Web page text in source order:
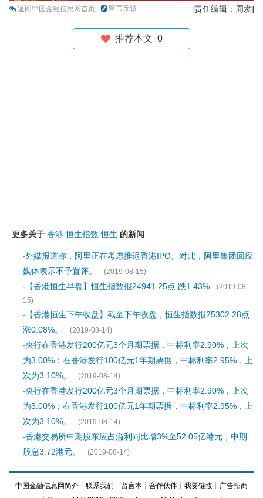
返回中国金融信息网首页 留言反馈 [责任编辑：周发]
推荐本文 0
更多关于 香港 恒生指数 恒生 的新闻
·外媒报道称，阿里正在考虑推迟香港IPO。对此，阿里集团回应
媒体表示不予置评。
(2019-08-15)
·
【香港恒生早盘】恒生指数报24941.25点 跌1.43%
(2019-08-
15)
·
【香港恒生下午收盘】截至下午收盘，恒生指数报25302.28点
涨0.08%。
(2019-08-14)
·央行在香港发行200亿元3个月期票据，中标利率2.90%，上次
为3.00%；在香港发行100亿元1年期票据，中标利率2.95%，上
次为3.10%。
(2019-08-14)
·央行在香港发行200亿元3个月期票据，中标利率2.90%，上次
为3.00%；在香港发行100亿元1年期票据，中标利率2.95%，上
次为3.10%。
(2019-08-14)
·香港交易所中期股东应占溢利同比增3%至52.05亿港元，中期
股息3.72港元。
(2019-08-14)
中国金融信息网简介 ┊ 联系我们 ┊ 留言本 ┊ 合作伙伴 ┊ 我要链接 ┊ 广告招商